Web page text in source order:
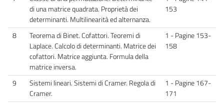
di una matrice quadrata. Proprietà dei
determinanti. Multilinearità ed alternanza.
153
8
Teorema di Binet. Cofattori. Teoremi di
Laplace. Calcolo di determinanti. Matrice dei
cofattori. Matrice aggiunta. Formula della
matrice inversa.
1 - Pagine 153-
158
9
Sistemi lineari. Sistemi di Cramer. Regola di
Cramer.
1 - Pagine 167-
171